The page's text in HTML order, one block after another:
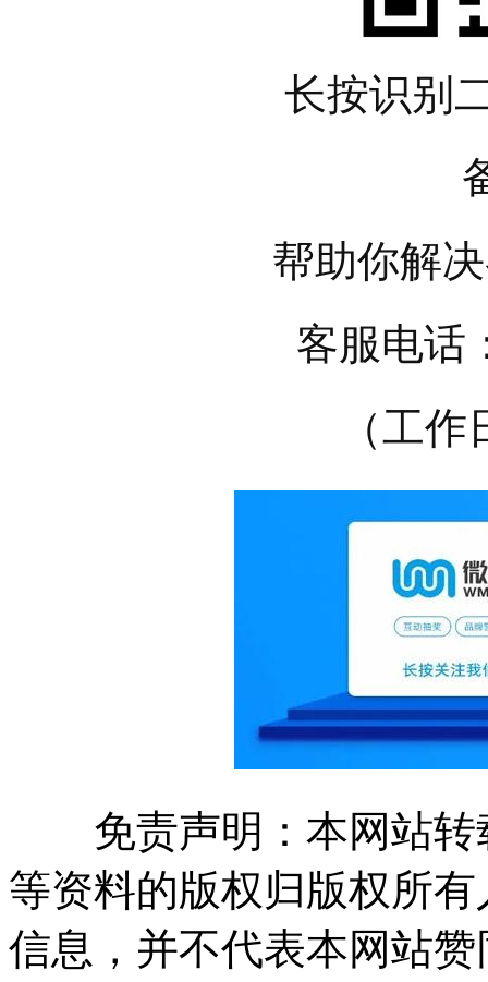
长按识别
帮助你解
客服电话
（工
免责声明：本网站转
等资料的版权归版权所
信息，并不代表本网站